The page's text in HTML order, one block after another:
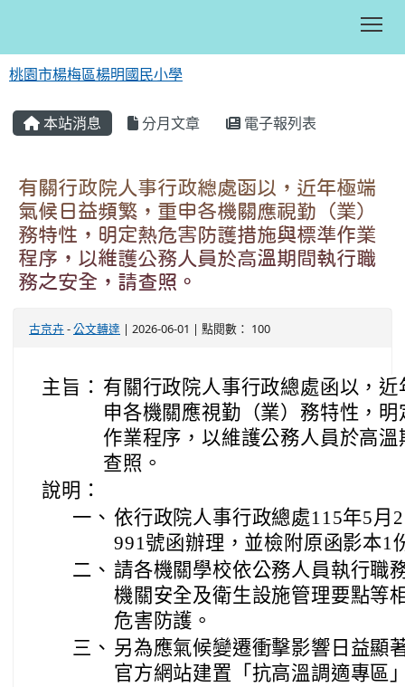
桃園市楊梅區楊明國民小學
本站消息 分月文章 電子報列表
有關行政院人事行政總處函以，近年極端
氣候日益頻繁，重申各機關應視勤（業）
務特性，明定熱危害防護措施與標準作業
程序，以維護公務人員於高溫期間執行職
務之安全，請查照。
古京卉-公文轉達 | 2026-06-01 | 點閱數： 100
主旨： 有關行政院人事行政總處函以，
申各機關應視勤（業）務特性，
作業程序，以維護公務人員於高
查照。
說明：
一、 依行政院人事行政總處115年5月
991號函辦理，並檢附原函影本1
二、 請各機關學校依公務人員執行職
機關安全及衛生設施管理要點等
危害防護。
三、 另為應氣候變遷衝擊影響日益顯
官方網站建置「抗高溫調適專區